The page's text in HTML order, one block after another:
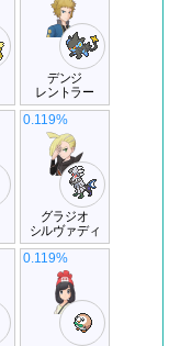
デンジ
レントラー
グラジオ
シルヴァディ
0.119%
0.119%